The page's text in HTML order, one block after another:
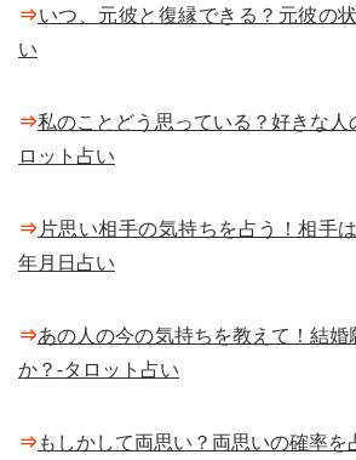
⇒いつ、元彼と復縁できる？元彼の
い
⇒私のことどう思っている？好きな人
ロット占い
⇒ 片思い相手の気持ちを占う！相手
年月日占い
⇒あの人の今の気持ちを教えて！結婚
か？-タロット占い
⇒もしかして両思い？両思いの確率を